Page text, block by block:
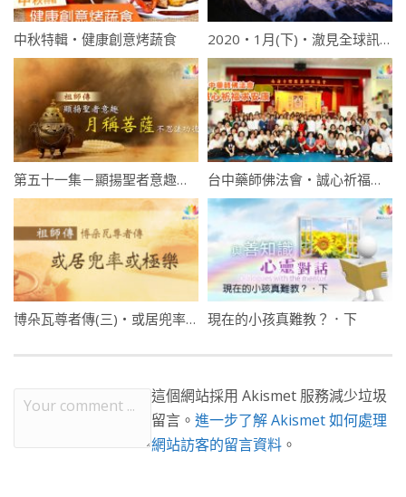
中秋特輯・健康創意烤蔬食 2020・1月(下)・澈見全球訊息
第五十一集－顯揚聖者意趣：月稱菩薩・不思議功德 台中藥師佛法會・誠心祈福求安康
博朵瓦尊者傳(三)・或居兜率或極樂 現在的小孩真難教？．下
這個網站採用 Akismet 服務減少垃圾
留言。 進一步了解 Akismet 如何處理
網站訪客的留言資料 。